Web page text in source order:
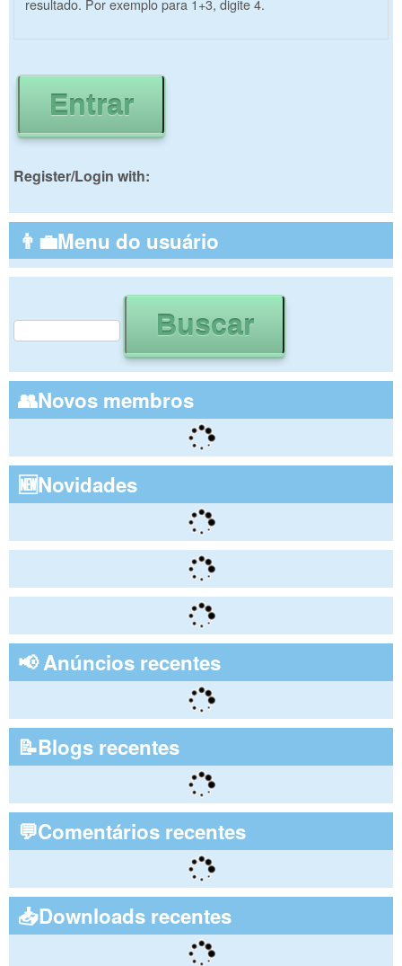
resultado. Por exemplo para 1+3, digite 4.
Register/Login with:
👨‍💼Menu do usuário
Formulário de busca
👥Novos membros
🆕Novidades
📢 Anúncios recentes
📝Blogs recentes
💬Comentários recentes
📥Downloads recentes